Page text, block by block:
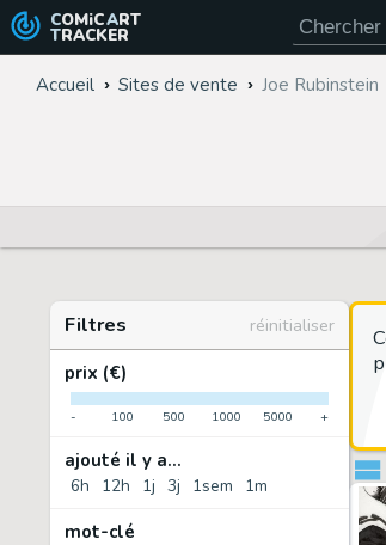
COMiC ART
TRACKER
Accueil Sites de vente Joe Rubinstein
Filtres
réinitialiser
prix (€)
- 100 500 1000 5000 +
ajouté il y a...
6h 12h 1j 3j 1sem 1m
mot-clé